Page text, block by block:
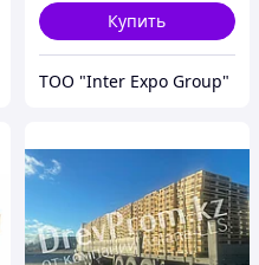
Купить
ТОО "Inter Expo Group"